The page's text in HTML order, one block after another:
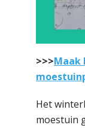
>>>Maak
Het
moestuin